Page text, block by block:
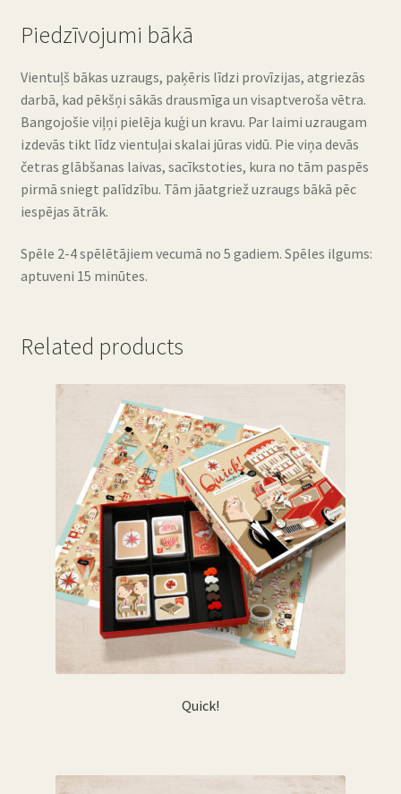
Piedzīvojumi bākā
Vientuļš bākas uzraugs, paķēris līdzi provīzijas, atgriezās
darbā, kad pēkšņi sākās drausmīga un visaptveroša vētra.
Bangojošie viļņi pielēja kuģi un kravu. Par laimi uzraugam
izdevās tikt līdz vientuļai skalai jūras vidū. Pie viņa devās
četras glābšanas laivas, sacīkstoties, kura no tām paspēs
pirmā sniegt palīdzību. Tām jāatgriež uzraugs bākā pēc
iespējas ātrāk.
Spēle 2-4 spēlētājiem vecumā no 5 gadiem. Spēles ilgums:
aptuveni 15 minūtes.
Related products
Quick!